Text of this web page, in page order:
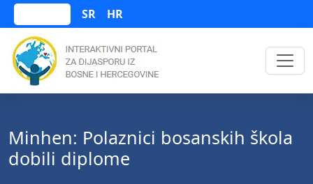
SR HR
Minhen: Polaznici bosanskih škola
dobili diplome